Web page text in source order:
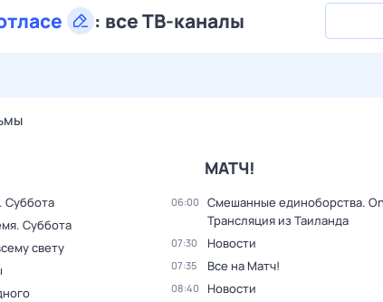
: все ТВ-каналы
Суббота
Суббота
свету
МАТЧ!
06:00
Смешанные единоборства.
Трансляция из Таиланда
07:30 Новости
07:35 Все на Матч!
08:40 Новости